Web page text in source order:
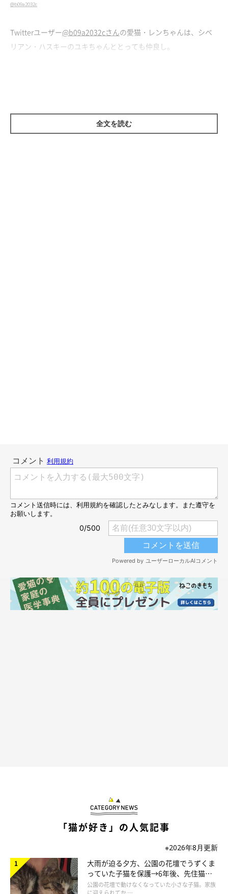
@b09a2032c
Twitterユーザー@b09a2032cさんの愛猫・レンちゃんは、シベ
リアン・ハスキーのユキちゃんととっても仲良し。
ぴとっ。
@b09a2032c
そんなレンちゃんを温かいまなざしで見守るユキちゃんの優しさ
にも、思わずキュンとしちゃいますね♡
全文を読む
「猫が好き」の人気記事
※2026年8月更新
大雨が迫る夕方、公園の花壇でうずくま
っていた子猫を保護→6年後、先住猫
と“姉妹”のような関係に
公園の花壇で動けなくなっていた小さな子猫。家族